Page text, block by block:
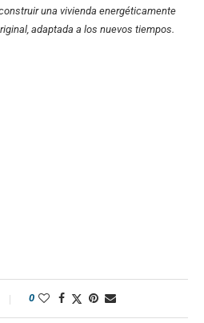
una vivienda energéticamente
adaptada a los nuevos tiempos.
0